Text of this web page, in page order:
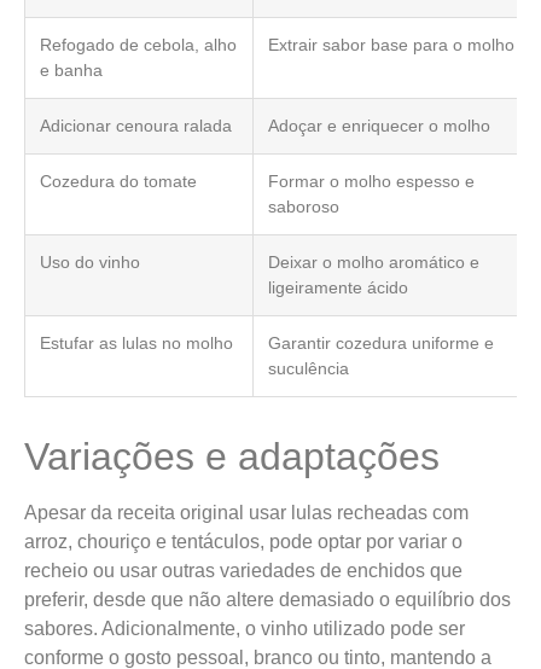
Refogado de cebola, alho
e banha
Extrair sabor base para o molho
Adicionar cenoura ralada Adoçar e enriquecer o molho
Cozedura do tomate
Formar o molho espesso e
saboroso
Uso do vinho
Deixar o molho aromático e
ligeiramente ácido
Estufar as lulas no molho
Garantir cozedura uniforme e
suculência
Variações e adaptações
Apesar da receita original usar lulas recheadas com
arroz, chouriço e tentáculos, pode optar por variar o
recheio ou usar outras variedades de enchidos que
preferir, desde que não altere demasiado o equilíbrio dos
sabores. Adicionalmente, o vinho utilizado pode ser
conforme o gosto pessoal, branco ou tinto, mantendo a